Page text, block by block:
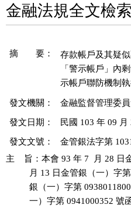
金融法規全文檢
摘 要：
存款帳戶及其疑
「警示帳戶」內
示帳戶聯防機制
發文機關： 金融監督管理委
發文日期： 民國 103 年 09 月
發文文號：
金管銀法字第
主    旨：本會 93 年 7  月 28 日
月 13 日金管銀（一）
銀（一）字第
一）字第 0941000352